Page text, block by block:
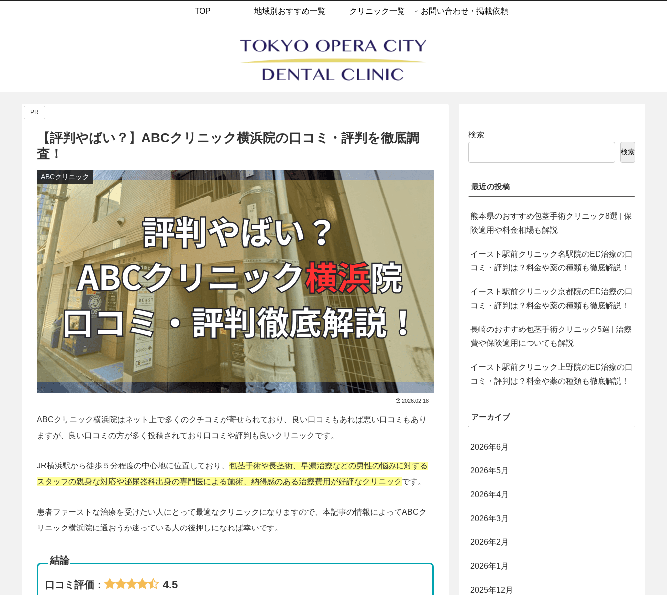
TOP 地域別おすすめ一覧 クリニック一覧 お問い合わせ・掲載依頼
PR
【評判やばい？】ABCクリニック横浜院の口コミ・評判を徹底調
査！
ABCクリニック
2026.02.18
ABCクリニック横浜院はネット上で多くのクチコミが寄せられており、良い口コミもあれば悪い口コミもあり
ますが、良い口コミの方が多く投稿されており口コミや評判も良いクリニックです。
JR横浜駅から徒歩５分程度の中心地に位置しており、 包茎手術や長茎術、早漏治療などの男性の悩みに対する
スタッフの親身な対応や泌尿器科出身の専門医による施術、納得感のある治療費用が好評なクリニック です。
患者ファーストな治療を受けたい人にとって最適なクリニックになりますので、本記事の情報によってABCク
リニック横浜院に通おうか迷っている人の後押しになれば幸いです。
結論
口コミ評価： 4.5
検索
検索
最近の投稿
熊本県のおすすめ包茎手術クリニック8選 | 保
険適用や料金相場も解説
イースト駅前クリニック名駅院のED治療の口
コミ・評判は？料金や薬の種類も徹底解説！
イースト駅前クリニック京都院のED治療の口
コミ・評判は？料金や薬の種類も徹底解説！
長崎のおすすめ包茎手術クリニック5選 | 治療
費や保険適用についても解説
イースト駅前クリニック上野院のED治療の口
コミ・評判は？料金や薬の種類も徹底解説！
アーカイブ
2026年6月
2026年5月
2026年4月
2026年3月
2026年2月
2026年1月
2025年12月